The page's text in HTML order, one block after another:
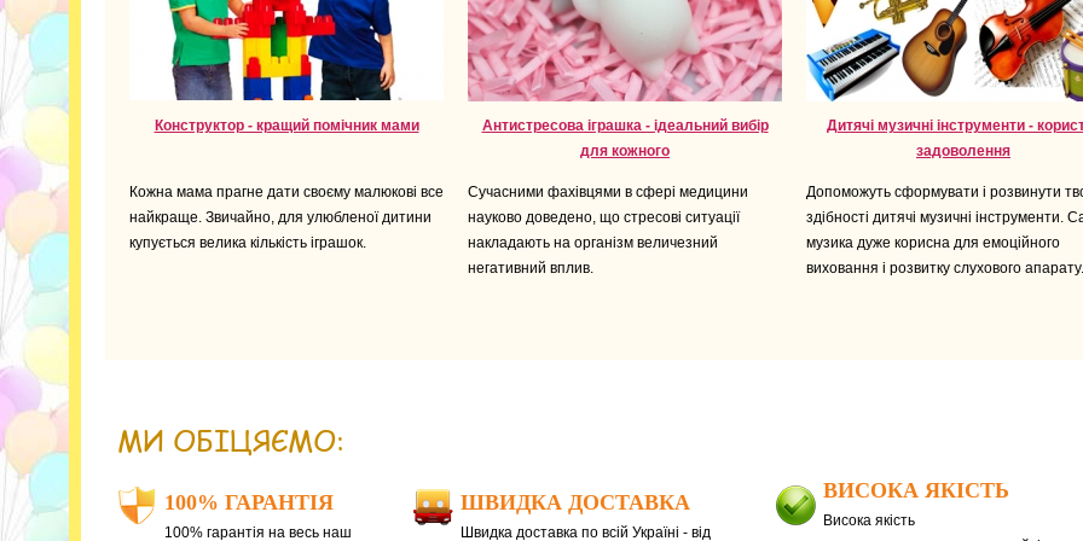
Конструктор - кращий помічник мами
Кожна мама прагне дати своєму малюкові все
найкраще. Звичайно, для улюбленої дитини
купується велика кількість іграшок.
Антистресова іграшка - ідеальний вибір
для кожного
Сучасними фахівцями в сфері медицини
науково доведено, що стресові ситуації
накладають на організм величезний
негативний вплив.
Дитячі музичні інструменти -
задоволення
Допоможуть сформувати і розвинути
здібності дитячі музичні інструменти.
музика дуже корисна для емоційного
виховання і розвитку слухового апарату.
МИ ОБІЦЯЄМО:
100% ГАРАНТІЯ
100% гарантія на весь наш
ШВИДКА ДОСТАВКА
Швидка доставка по всій Україні - від
ВИСОКА ЯКІСТЬ
Висока якість